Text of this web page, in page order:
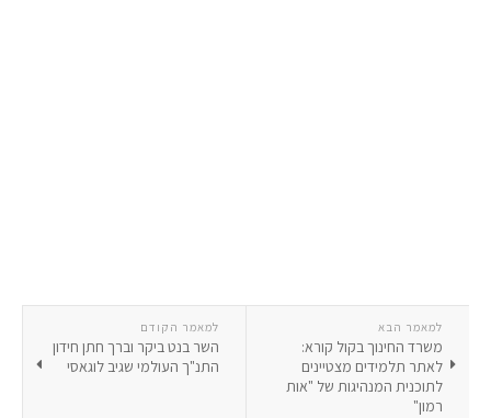
למאמר הקודם
השר בנט ביקר וברך חתן חידון
התנ"ך העולמי שגיב לוגאסי
למאמר הבא
משרד החינוך בקול קורא:
לאתר תלמידים מצטיינים
לתוכנית המנהיגות של "אות
רמון"